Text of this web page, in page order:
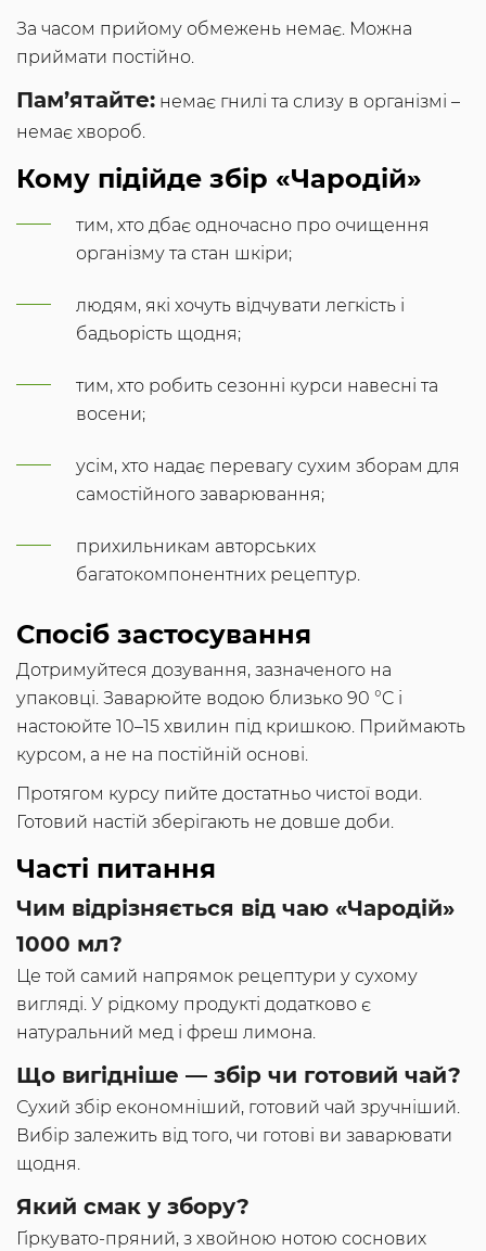
За часом прийому обмежень немає. Можна
приймати постійно.
Пам’ятайте: немає гнилі та слизу в організмі –
немає хвороб.
Кому підійде збір «Чародій»
тим, хто дбає одночасно про очищення
організму та стан шкіри;
людям, які хочуть відчувати легкість і
бадьорість щодня;
тим, хто робить сезонні курси навесні та
восени;
усім, хто надає перевагу сухим зборам для
самостійного заварювання;
прихильникам авторських
багатокомпонентних рецептур.
Спосіб застосування
Дотримуйтеся дозування, зазначеного на
упаковці. Заварюйте водою близько 90 °C і
настоюйте 10–15 хвилин під кришкою. Приймають
курсом, а не на постійній основі.
Протягом курсу пийте достатньо чистої води.
Готовий настій зберігають не довше доби.
Часті питання
Чим відрізняється від чаю «Чародій»
1000 мл?
Це той самий напрямок рецептури у сухому
вигляді. У рідкому продукті додатково є
натуральний мед і фреш лимона.
Що вигідніше — збір чи готовий чай?
Сухий збір економніший, готовий чай зручніший.
Вибір залежить від того, чи готові ви заварювати
щодня.
Який смак у збору?
Гіркувато-пряний, з хвойною нотою соснових